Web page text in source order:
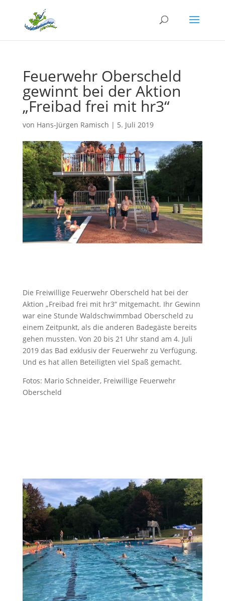
Feuerwehr Oberscheld
gewinnt bei der Aktion
„Freibad frei mit hr3“
von Hans-Jürgen Ramisch | 5. Juli 2019
Die Freiwillige Feuerwehr Oberscheld hat bei der
Aktion „Freibad frei mit hr3“ mitgemacht. Ihr Gewinn
war eine Stunde Waldschwimmbad Oberscheld zu
einem Zeitpunkt, als die anderen Badegäste bereits
gehen mussten. Von 20 bis 21 Uhr stand am 4. Juli
2019 das Bad exklusiv der Feuerwehr zu Verfügung.
Und es hat allen Beteiligten viel Spaß gemacht.
Fotos: Mario Schneider, Freiwillige Feuerwehr
Oberscheld